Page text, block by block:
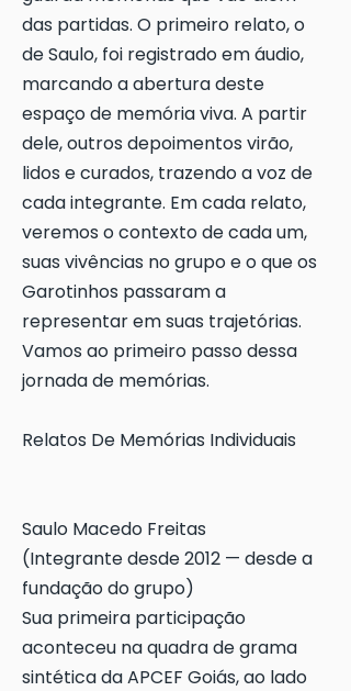
das partidas. O primeiro relato, o
de Saulo, foi registrado em áudio,
marcando a abertura deste
espaço de memória viva. A partir
dele, outros depoimentos virão,
lidos e curados, trazendo a voz de
cada integrante. Em cada relato,
veremos o contexto de cada um,
suas vivências no grupo e o que os
Garotinhos passaram a
representar em suas trajetórias.
Vamos ao primeiro passo dessa
jornada de memórias.
Relatos De Memórias Individuais
Saulo Macedo Freitas
(Integrante desde 2012 — desde a
fundação do grupo)
Sua primeira participação
aconteceu na quadra de grama
sintética da APCEF Goiás, ao lado